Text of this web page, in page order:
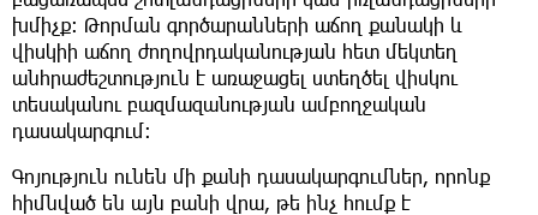
խմիչք: Թորման գործարանների աճող քանակի և
վիսկիի աճող ժողովրդականության հետ մեկտեղ
անհրաժեշտություն է առաջացել ստեղծել վիսկու
տեսականու բազմազանության ամբողջական
դասակարգում:
Գոյություն ունեն մի քանի դասակարգումներ, որոնք
հիմնված են այն բանի վրա, թե ինչ հումք է